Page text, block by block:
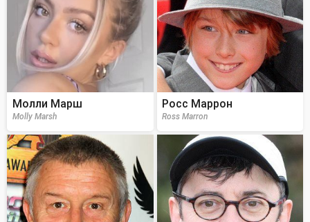
Молли Марш
Molly Marsh
Росс Маррон
Ross Marron